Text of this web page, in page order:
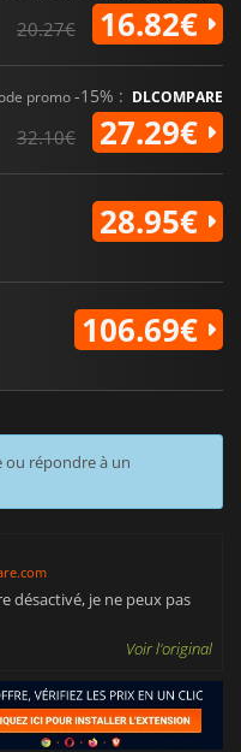
20.27€ 16.82€
promo-15% : DLCOMPARE
32.10€ 27.29€
28.95€
106.69€
ou répondre à un
désactivé, je ne peux pas
Voir l'original